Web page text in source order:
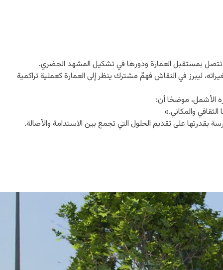
بمستقبل العمارة ودورها في تشكيل المشهد الحضري.
ليبرز في النقاش فهمٌ مشترك ينظر إلى العمارة كعملية تراكمية
الأشمل، موضحًا أن:
والمكاني.»
على تقديم الحلول التي تجمع بين الاستدامة والأصالة.